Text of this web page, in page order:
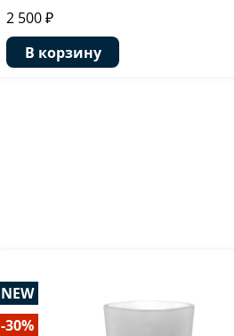
2 500 ₽
В корзину
NEW
-30%